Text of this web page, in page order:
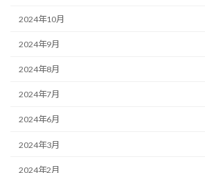
2024年10月
2024年9月
2024年8月
2024年7月
2024年6月
2024年3月
2024年2月